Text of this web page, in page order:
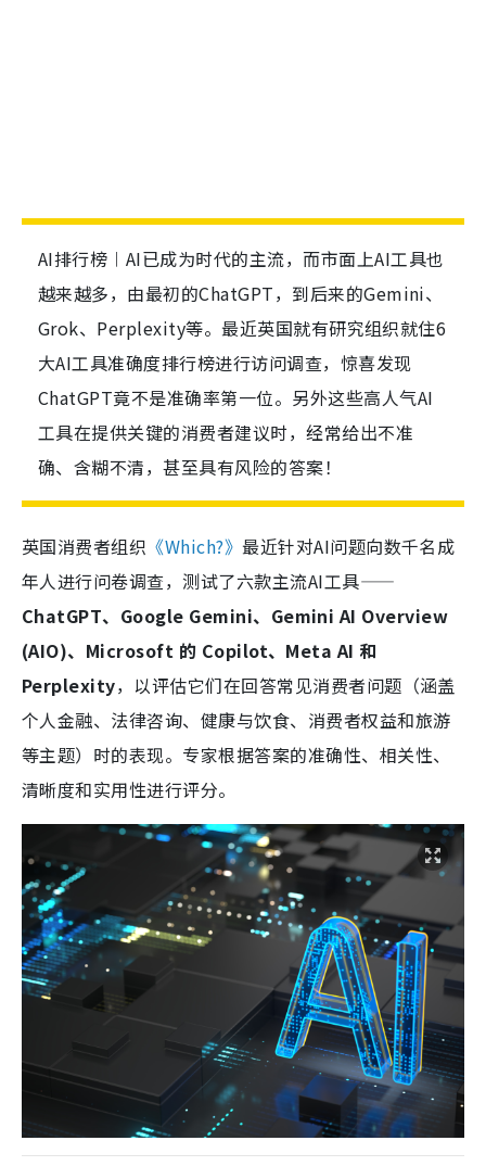
AI排行榜︱AI已成为时代的主流，而市面上AI工具也
越来越多，由最初的ChatGPT，到后来的Gemini、
Grok、Perplexity等。最近英国就有研究组织就住6
大AI工具准确度排行榜进行访问调查，惊喜发现
ChatGPT竟不是准确率第一位。另外这些高人气AI
工具在提供关键的消费者建议时，经常给出不准
确、含糊不清，甚至具有风险的答案！
英国消费者组织 《Which?》最近针对AI问题向数千名成
年人进行问卷调查，测试了六款主流AI工具——
ChatGPT、Google Gemini、Gemini AI Overview
(AIO)、Microsoft 的 Copilot、Meta AI 和
Perplexity，以评估它们在回答常见消费者问题 （涵盖
个人金融、法律咨询、健康与饮食、消费者权益和旅游
等主题）时的表现。专家根据答案的准确性、相关性、
清晰度和实用性进行评分。